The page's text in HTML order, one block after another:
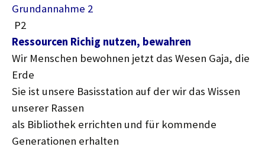
Grundannahme 2
P2
Ressourcen Richig nutzen, bewahren
Wir Menschen bewohnen jetzt das Wesen Gaja, die
Erde
Sie ist unsere Basisstation auf der wir das Wissen
unserer Rassen
als Bibliothek errichten und für kommende
Generationen erhalten